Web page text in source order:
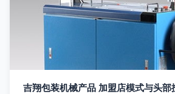
吉翔包装机械产品 加盟店模式与头部